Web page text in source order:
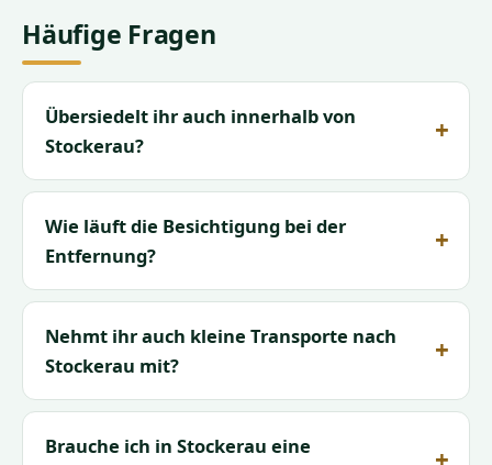
Häufige Fragen
Übersiedelt ihr auch innerhalb von
Stockerau?
Wie läuft die Besichtigung bei der
Entfernung?
Nehmt ihr auch kleine Transporte nach
Stockerau mit?
Brauche ich in Stockerau eine